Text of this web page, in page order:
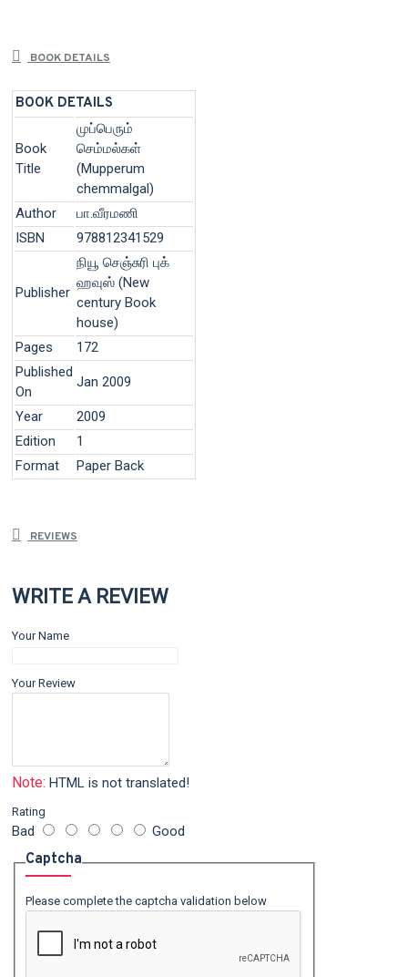
BOOK DETAILS
BOOK DETAILS
Book
Title
முப்பெரும்
செம்மல்கள்
(Mupperum
chemmalgal)
Author
பா.வீரமணி
ISBN
978812341529
Publisher
நியூ செஞ்சுரி புக்
ஹவுஸ் (New
century Book
house)
Pages
172
Published
On
Jan 2009
Year
2009
Edition
1
Format
Paper Back
REVIEWS
WRITE A REVIEW
Your Name
Your Review
Note: HTML is not translated!
Rating
Bad Good
Captcha
Please complete the captcha validation below